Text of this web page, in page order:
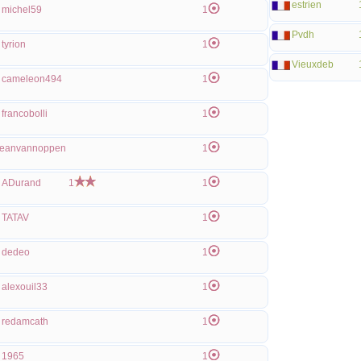
michel59 1
tyrion 1
cameleon494 1
francobolli 1
1
ADurand 1 1
TATAV 1
dedeo 1
alexouil33 1
redamcath 1
1965 1
estrien
Pvdh
Vieuxdeb